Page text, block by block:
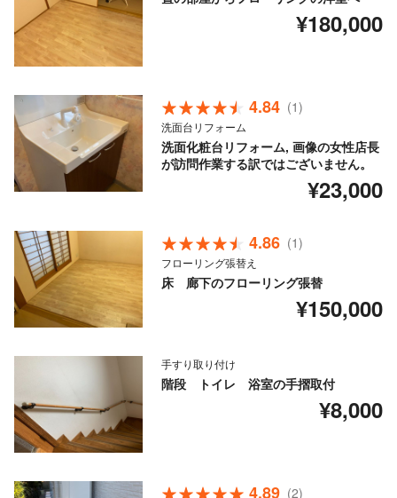
¥180,000
4.84 (1)
洗面台リフォーム
洗面化粧台リフォーム, 画像の女性店長
が訪問作業する訳ではございません。
¥23,000
4.86 (1)
フローリング張替え
床 廊下のフローリング張替
¥150,000
手すり取り付け
階段 トイレ 浴室の手摺取付
¥8,000
4.89 (2)